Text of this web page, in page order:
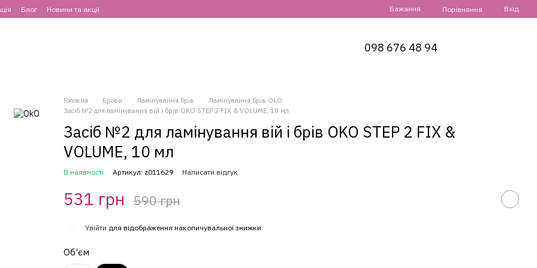
Блог Новини та акції Бажання Порівняння Вхід
098 676 48 94
Головна Брови Ламінування брів
Ламінування брів OkO
Засіб №2 для ламінування вій і брів OKO STEP 2 FIX & VOLUME, 10 мл
Засіб №2 для ламінування вій і брів OKO STEP 2 FIX &
VOLUME, 10 мл
В наявності Артикул: z011629 Написати відгук
531 грн 590 грн
Увійти для відображення накопичувальної знижки
Об'єм